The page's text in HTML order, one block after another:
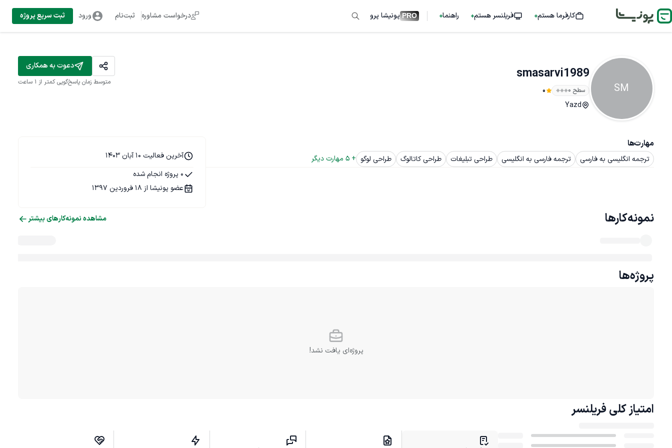
کارفرما هستم فریلنسر هستم راهنما PRO پونیشا پرو درخواست مشاوره ثبت‌نام ورود ثبت سریع پروژه
SM
smasarvi1989
سطح ۰ 0
Yazd
دعوت به همکاری
متوسط زمان پاسخ‌گویی کمتر از 1 ساعت
مهارت‌ها
ترجمه انگلیسی به فارسی ترجمه فارسی به انگلیسی طراحی تبلیغات طراحی کاتالوگ طراحی لوگو +
5 مهارت دیگر
آخرین فعالیت 10 آبان 1403
0 پروژه انجام شده
عضو پونیشا از 18 فروردین 1397
نمونه‌کارها مشاهده نمونه‌کارهای بیشتر
پروژه‌ها
پروژه‌ای یافت نشد!
امتیاز کلی فریلنسر